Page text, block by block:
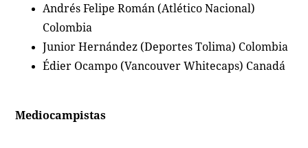
Andrés Felipe Román (Atlético Nacional)
Colombia
Junior Hernández (Deportes Tolima) Colombia
Édier Ocampo (Vancouver Whitecaps) Canadá
Mediocampistas